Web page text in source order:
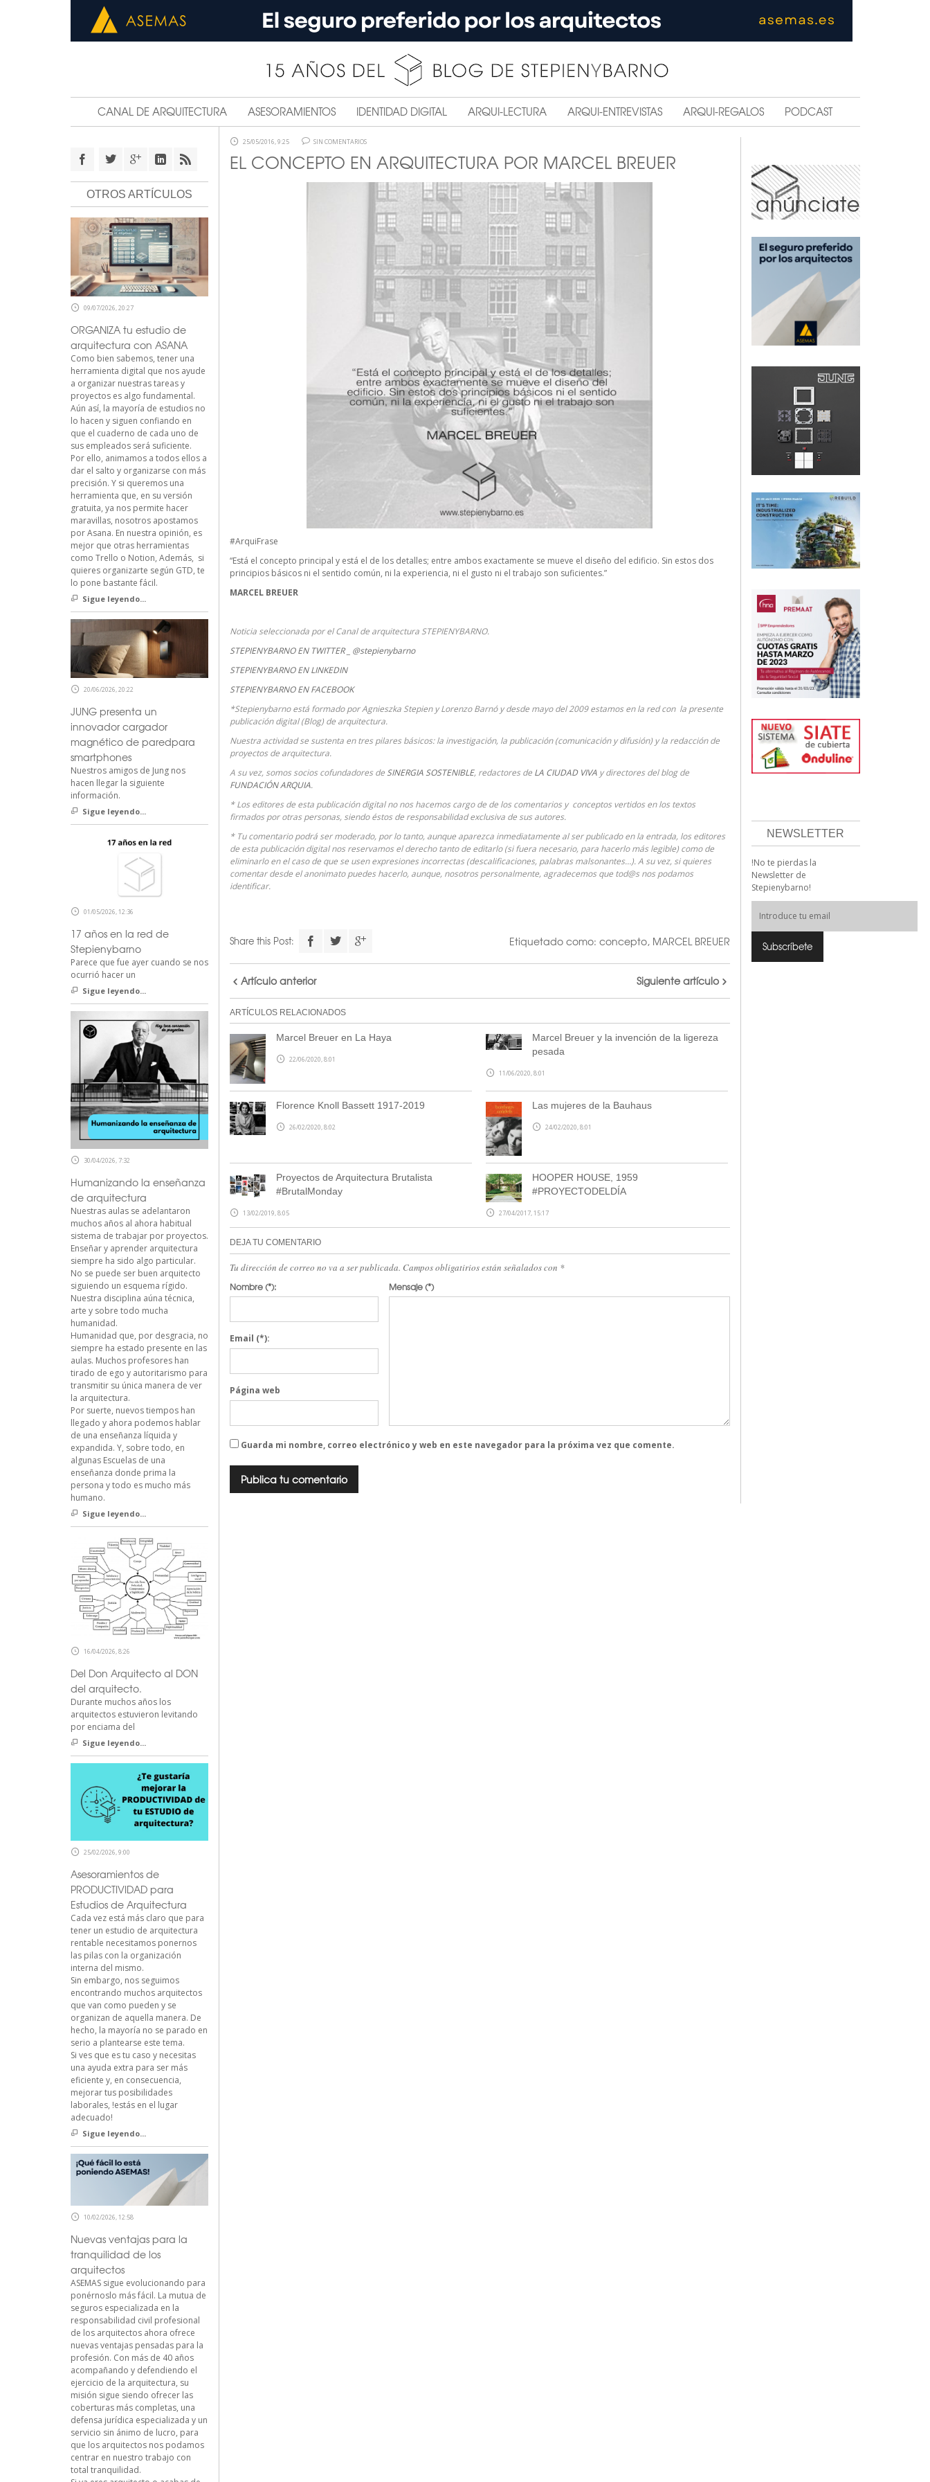
CANAL DE ARQUITECTURA ASESORAMIENTOS IDENTIDAD DIGITAL ARQUI-LECTURA ARQUI-ENTREVISTAS ARQUI-REGALOS PODCAST
25/05/2016, 9:25 SIN COMENTARIOS
EL CONCEPTO EN ARQUITECTURA POR MARCEL BREUER
#ArquiFrase
“Está el concepto principal y está el de los detalles; entre ambos exactamente se mueve el diseño del edificio. Sin estos dos
principios básicos ni el sentido común, ni la experiencia, ni el gusto ni el trabajo son suficientes.”
MARCEL BREUER
Noticia seleccionada por el Canal de arquitectura STEPIENYBARNO.
STEPIENYBARNO EN TWITTER _ @stepienybarno
STEPIENYBARNO EN LINKEDIN
STEPIENYBARNO EN FACEBOOK
*Stepienybarno está formado por Agnieszka Stepien y Lorenzo Barnó y desde mayo del 2009 estamos en la red con la presente
publicación digital (Blog) de arquitectura.
Nuestra actividad se sustenta en tres pilares básicos: la investigación, la publicación (comunicación y difusión) y la redacción de
proyectos de arquitectura.
A su vez, somos socios cofundadores de SINERGIA SOSTENIBLE, redactores de LA CIUDAD VIVA y directores del blog de
FUNDACIÓN ARQUIA.
* Los editores de esta publicación digital no nos hacemos cargo de de los comentarios y conceptos vertidos en los textos
firmados por otras personas, siendo éstos de responsabilidad exclusiva de sus autores.
* Tu comentario podrá ser moderado, por lo tanto, aunque aparezca inmediatamente al ser publicado en la entrada, los editores
de esta publicación digital nos reservamos el derecho tanto de editarlo (si fuera necesario, para hacerlo más legible) como de
eliminarlo en el caso de que se usen expresiones incorrectas (descalificaciones, palabras malsonantes…). A su vez, si quieres
comentar desde el anonimato puedes hacerlo, aunque, nosotros personalmente, agradecemos que tod@s nos podamos
identificar.
Share this Post: Etiquetado como: concepto, MARCEL BREUER
Artículo anterior Siguiente artículo
ARTÍCULOS RELACIONADOS
Marcel Breuer en La Haya
22/06/2020, 8:01
Marcel Breuer y la invención de la ligereza
pesada
11/06/2020, 8:01
Florence Knoll Bassett 1917-2019
26/02/2020, 8:02
Las mujeres de la Bauhaus
24/02/2020, 8:01
Proyectos de Arquitectura Brutalista
#BrutalMonday
13/02/2019, 8:05
HOOPER HOUSE, 1959
#PROYECTODELDÍA
27/04/2017, 15:17
DEJA TU COMENTARIO
Tu dirección de correo no va a ser publicada. Campos obligatirios están señalados con *
Mensaje(*)
Nombre(*):
Email (*):
Página web
Guarda mi nombre, correo electrónico y web en este navegador para la próxima vez que comente.
NEWSLETTER
!No te pierdas la
Newsletter de
Stepienybarno!
OTROS ARTÍCULOS
09/07/2026, 20:27
ORGANIZA tu estudio de
arquitectura con ASANA
Como bien sabemos, tener una
herramienta digital que nos ayude
a organizar nuestras tareas y
proyectos es algo fundamental.
Aún así, la mayoría de estudios no
lo hacen y siguen confiando en
que el cuaderno de cada uno de
sus empleados será suficiente.
Por ello, animamos a todos ellos a
dar el salto y organizarse con más
precisión. Y si queremos una
herramienta que, en su versión
gratuita, ya nos permite hacer
maravillas, nosotros apostamos
por Asana. En nuestra opinión, es
mejor que otras herramientas
como Trello o Notion, Además, si
quieres organizarte según GTD, te
lo pone bastante fácil.
Sigue leyendo...
20/06/2026, 20:22
JUNG presenta un
innovador cargador
magnético de paredpara
smartphones
Nuestros amigos de Jung nos
hacen llegar la siguiente
información.
Sigue leyendo...
01/05/2026, 12:36
17 años en la red de
Stepienybarno
Parece que fue ayer cuando se nos
ocurrió hacer un
Sigue leyendo...
30/04/2026, 7:32
Humanizando la enseñanza
de arquitectura
Nuestras aulas se adelantaron
muchos años al ahora habitual
sistema de trabajar por proyectos.
Enseñar y aprender arquitectura
siempre ha sido algo particular.
No se puede ser buen arquitecto
siguiendo un esquema rígido.
Nuestra disciplina aúna técnica,
arte y sobre todo mucha
humanidad.
Humanidad que, por desgracia, no
siempre ha estado presente en las
aulas. Muchos profesores han
tirado de ego y autoritarismo para
transmitir su única manera de ver
la arquitectura.
Por suerte, nuevos tiempos han
llegado y ahora podemos hablar
de una enseñanza líquida y
expandida. Y, sobre todo, en
algunas Escuelas de una
enseñanza donde prima la
persona y todo es mucho más
humano.
Sigue leyendo...
16/04/2026, 8:26
Del Don Arquitecto al DON
del arquitecto.
Durante muchos años los
arquitectos estuvieron levitando
por enciama del
Sigue leyendo...
25/02/2026, 9:00
Asesoramientos de
PRODUCTIVIDAD para
Estudios de Arquitectura
Cada vez está más claro que para
tener un estudio de arquitectura
rentable necesitamos ponernos
las pilas con la organización
interna del mismo.
Sin embargo, nos seguimos
encontrando muchos arquitectos
que van como pueden y se
organizan de aquella manera. De
hecho, la mayoría no se parado en
serio a plantearse este tema.
Si ves que es tu caso y necesitas
una ayuda extra para ser más
eficiente y, en consecuencia,
mejorar tus posibilidades
laborales, !estás en el lugar
adecuado!
Sigue leyendo...
10/02/2026, 12:58
Nuevas ventajas para la
tranquilidad de los
arquitectos
ASEMAS sigue evolucionando para
ponérnoslo más fácil. La mutua de
seguros especializada en la
responsabilidad civil profesional
de los arquitectos ahora ofrece
nuevas ventajas pensadas para la
profesión. Con más de 40 años
acompañando y defendiendo el
ejercicio de la arquitectura, su
misión sigue siendo ofrecer las
coberturas más completas, una
defensa jurídica especializada y un
servicio sin ánimo de lucro, para
que los arquitectos nos podamos
centrar en nuestro trabajo con
total tranquilidad.